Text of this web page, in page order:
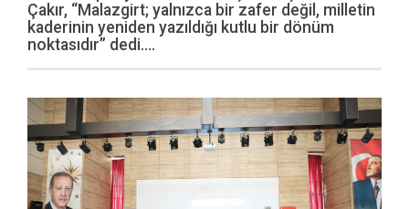
Çakır, “Malazgirt; yalnızca bir zafer değil, milletin
kaderinin yeniden yazıldığı kutlu bir dönüm
noktasıdır” dedi....